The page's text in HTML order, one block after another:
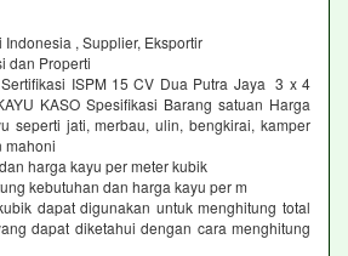
, Supplier, Eksportir
dan Properti
ISPM 15 CV Dua Putra Jaya 3 x 4
KASO Spesifikasi Barang satuan Harga
jati, merbau, ulin, bengkirai, kamper
mahoni
harga kayu per meter kubik
kebutuhan dan harga kayu per m
dapat digunakan untuk menghitung total
dapat diketahui dengan cara menghitung